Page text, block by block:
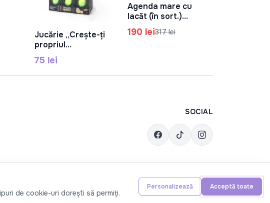
În Coș
Jucărie „Crește-ți
propriul
păianjen”/6 buc,
086-51
75 lei
În Coș
Agenda mare cu
lacăt (în sort.)
1027-64164
190 lei317 lei
SOCIAL
de cookie-uri dorești să permiți.
Personalizează Acceptă toate